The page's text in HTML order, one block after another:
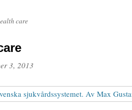
care
3, 2013